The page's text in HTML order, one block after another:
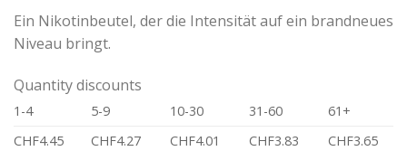
Ein Nikotinbeutel, der die Intensität auf ein brandneues
Niveau bringt.
Quantity discounts
1-4 5-9 10-30 31-60
61+
CHF4.45 CHF4.27 CHF4.01 CHF3.83 CHF3.65